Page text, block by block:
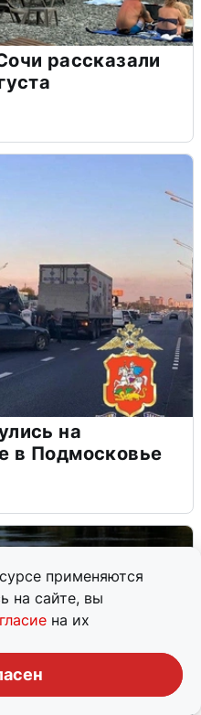
применяются
на сайте, вы
на их
рассказали
на
в Подмосковье